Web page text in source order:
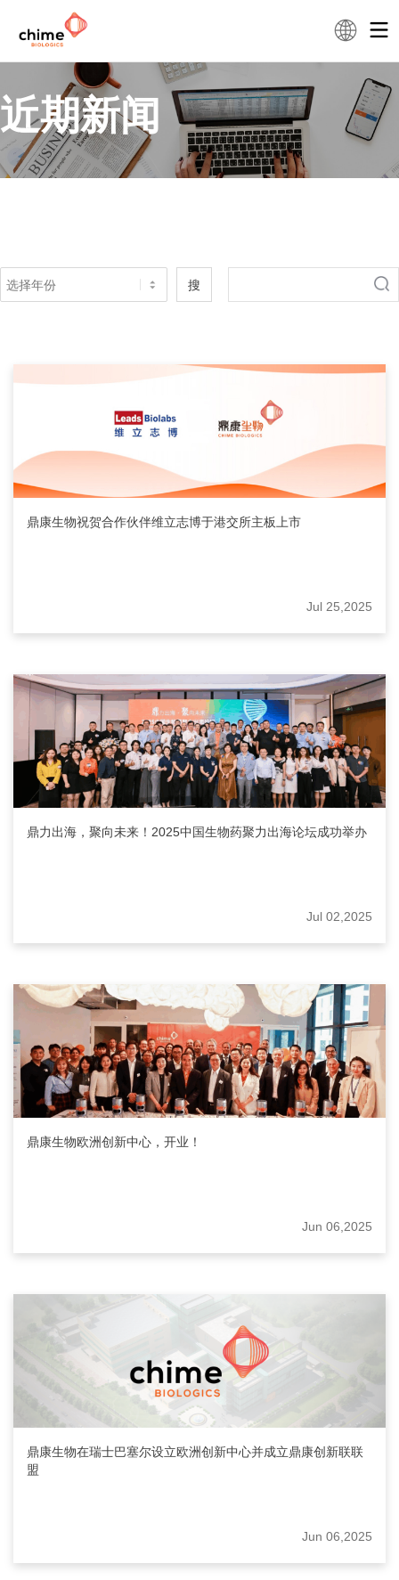
近期新闻
搜
鼎康生物祝贺合作伙伴维立志博于港交所主板上市
Jul 25,2025
鼎力出海，聚向未来！2025中国生物药聚力出海论坛成功举办
Jul 02,2025
鼎康生物欧洲创新中心，开业！
Jun 06,2025
鼎康生物在瑞士巴塞尔设立欧洲创新中心并成立鼎康创新联联
盟
Jun 06,2025